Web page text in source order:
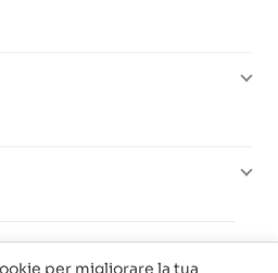
per migliorare la tua